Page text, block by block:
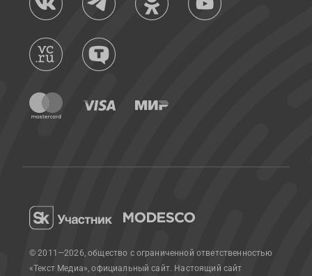
© 2011—2026, общество с ограниченной ответственностью
«Текст Медиа», официальный сайт. Настоящий сайт